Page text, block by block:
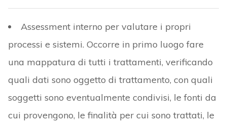
Assessment interno per valutare i propri
processi e sistemi. Occorre in primo luogo fare
una mappatura di tutti i trattamenti, verificando
quali dati sono oggetto di trattamento, con quali
soggetti sono eventualmente condivisi, le fonti da
cui provengono, le finalità per cui sono trattati, le